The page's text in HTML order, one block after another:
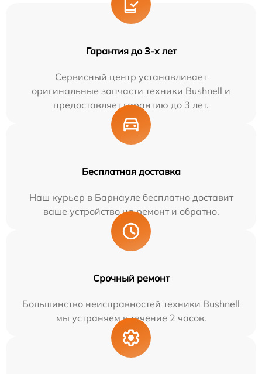
Гарантия до 3-х лет
Сервисный центр устанавливает
оригинальные запчасти техники Bushnell и
предоставляет гарантию до 3 лет.
Бесплатная доставка
Наш курьер в Барнауле бесплатно доставит
ваше устройство на ремонт и обратно.
Срочный ремонт
Большинство неисправностей техники Bushnell
мы устраняем в течение 2 часов.